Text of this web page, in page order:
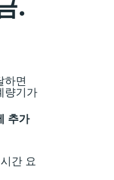
하면
량기가
추가
간 요